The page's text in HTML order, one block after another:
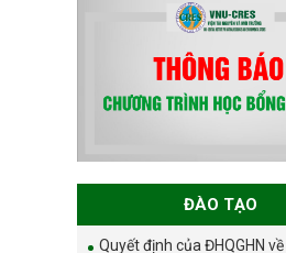
sách thí
điều kiện
Chương
tạo tiến sĩ
ngành
vững đợt
2026
ĐÀO TẠO
Quyết định của ĐHQGHN